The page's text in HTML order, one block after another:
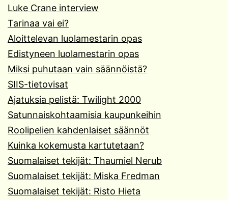
Luke Crane interview
Tarinaa vai ei?
Aloittelevan luolamestarin opas
Edistyneen luolamestarin opas
Miksi puhutaan vain säännöistä?
SIIS-tietovisat
Ajatuksia pelistä: Twilight 2000
Satunnaiskohtaamisia kaupunkeihin
Roolipelien kahdenlaiset säännöt
Kuinka kokemusta kartutetaan?
Suomalaiset tekijät: Thaumiel Nerub
Suomalaiset tekijät: Miska Fredman
Suomalaiset tekijät: Risto Hieta